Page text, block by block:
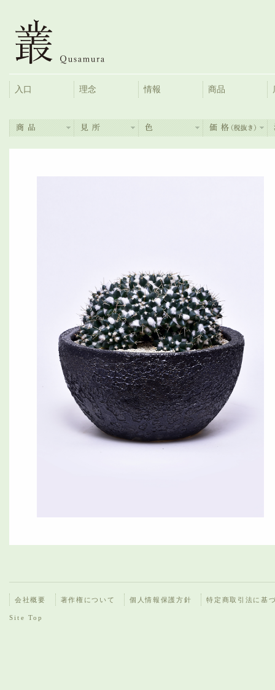
入口 理念 情報 商品
会社概要 著作権について 個人情報保護方針 特定商取引法に基
Site Top